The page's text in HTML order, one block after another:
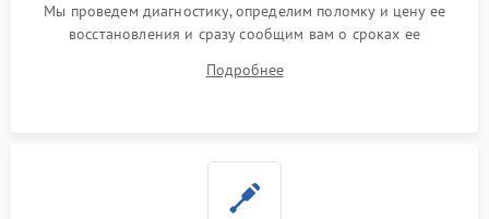
Мы проведем диагностику, определим поломку и цену ее
восстановления и сразу сообщим вам о сроках ее
Подробнее